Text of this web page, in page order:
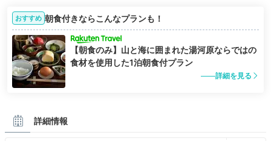
おすすめ 朝食付きならこんなプランも！
【朝食のみ】山と海に囲まれた湯河原ならではの
食材を使用した1泊朝食付プラン
詳細を見る
詳細情報